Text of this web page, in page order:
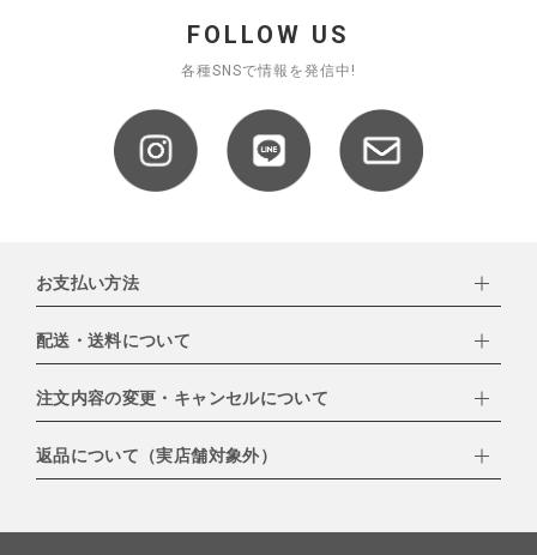
FOLLOW US
各種SNSで情報を発信中!
お支払い方法
下記お支払い方法よりお選びいただけます。
・クレジットカード（VISA,mastercard,JCB,AMERICAN
EXPRESS,Diners Club）
・PayPay
・NP後払い
配送・送料について
配達業者：日本郵便
北海道：1,400円
沖縄：1,400円
注文内容の変更・キャンセルについて
ご注文日当日から翌日のAM9:00までにご連絡頂いた場合はキャン
セルは可能です。
ンセルしていただいた後、ご希望の商品のみ再度ご注文お願いしま
返品について（実店舗対象外）